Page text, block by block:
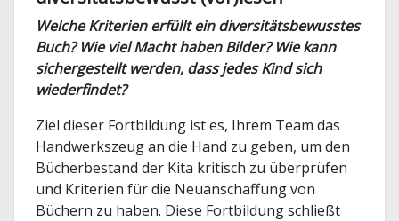
Welche Kriterien erfüllt ein diversitätsbewusstes
Buch? Wie viel Macht haben Bilder? Wie kann
sichergestellt werden, dass jedes Kind sich
wiederfindet?
Ziel dieser Fortbildung ist es, Ihrem Team das
Handwerkszeug an die Hand zu geben, um den
Bücherbestand der Kita kritisch zu überprüfen
und Kriterien für die Neuanschaffung von
Büchern zu haben. Diese Fortbildung schließt